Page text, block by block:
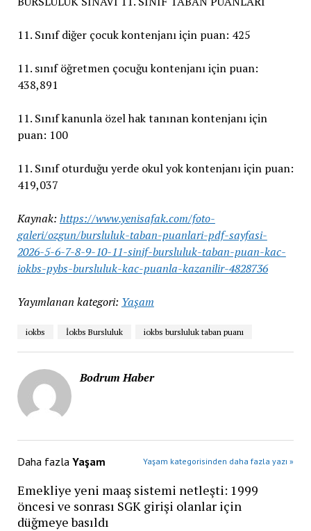
11. Sınıf diğer çocuk kontenjanı için puan: 425
11. sınıf öğretmen çocuğu kontenjanı için puan:
438,891
11. Sınıf kanunla özel hak tanınan kontenjanı için
puan: 100
11. Sınıf oturduğu yerde okul yok kontenjanı için puan:
419,037
Kaynak: https://www.yenisafak.com/foto-
galeri/ozgun/bursluluk-taban-puanlari-pdf-sayfasi-
2026-5-6-7-8-9-10-11-sinif-bursluluk-taban-puan-kac-
iokbs-pybs-bursluluk-kac-puanla-kazanilir-4828736
Yayımlanan kategori: Yaşam
iokbs İokbs Bursluluk iokbs bursluluk taban puanı
Bodrum Haber
Daha fazla Yaşam Yaşam kategorisinden daha fazla yazı »
Emekliye yeni maaş sistemi netleşti: 1999
öncesi ve sonrası SGK girişi olanlar için
düğmeye basıldı